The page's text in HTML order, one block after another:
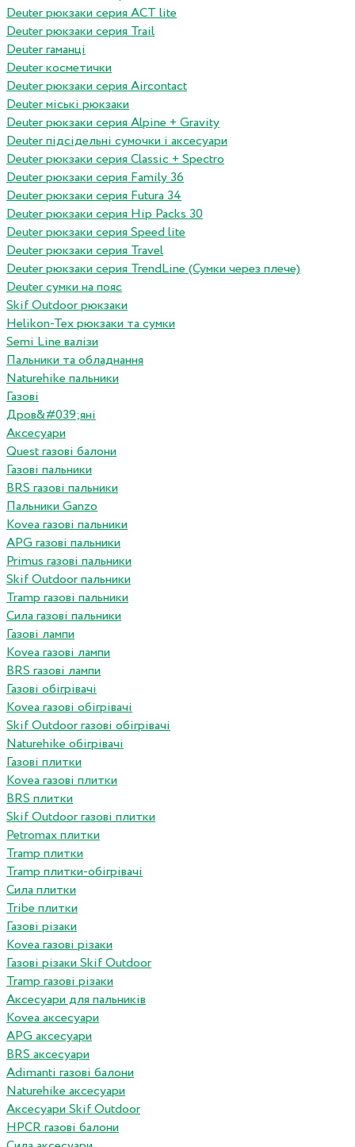
Deuter рюкзаки серия ACT lite
Deuter рюкзаки серия Trail
Deuter гаманці
Deuter косметички
Deuter рюкзаки серия Aircontact
Deuter міські рюкзаки
Deuter рюкзаки серия Alpine + Gravity
Deuter підсідельні сумочки і аксесуари
Deuter рюкзаки серия Classic + Spectro
Deuter рюкзаки серия Family 36
Deuter рюкзаки серия Futura 34
Deuter рюкзаки серия Hip Packs 30
Deuter рюкзаки серия Speed lite
Deuter рюкзаки серия Travel
Deuter рюкзаки серия TrendLine (Сумки через плече)
Deuter сумки на пояс
Skif Outdoor рюкзаки
Helikon-Tex рюкзаки та сумки
Semi Line валізи
Пальники та обладнання
Naturehike пальники
Газові
Дров&#039;яні
Аксесуари
Quest газові балони
Газові пальники
BRS газові пальники
Пальники Ganzo
Kovea газові пальники
APG газові пальники
Primus газові пальники
Skif Outdoor пальники
Tramp газові пальники
Сила газові пальники
Газові лампи
Kovea газові лампи
BRS газові лампи
Газові обігрівачі
Kovea газові обігрівачі
Skif Outdoor газові обігрівачі
Naturehike обігрівачі
Газові плитки
Kovea газові плитки
BRS плитки
Skif Outdoor газові плитки
Petromax плитки
Tramp плитки
Tramp плитки-обігрівачі
Сила плитки
Tribe плитки
Газові різаки
Kovea газові різаки
Газові різаки Skif Outdoor
Tramp газові різаки
Аксесуари для пальників
Kovea аксесуари
APG аксесуари
BRS аксесуари
Adimanti газові балони
Naturehike аксесуари
Аксесуари Skif Outdoor
HPCR газові балони